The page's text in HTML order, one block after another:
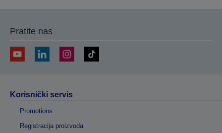
Pratite nas
Korisnički servis
Promotions
Registracija proizvoda